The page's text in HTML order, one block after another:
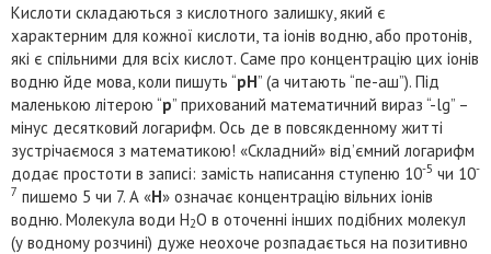
Кислоти складаються з кислотного залишку, який є
характерним для кожної кислоти, та іонів водню, або протонів,
які є спільними для всіх кислот. Саме про концентрацію цих іонів
водню йде мова, коли пишуть “pH” (а читають “пе-аш”). Під
маленькою літерою “p” прихований математичний вираз “-lg” –
мінус десятковий логарифм. Ось де в повсякденному житті
зустрічаємося з математикою! «Складний» від’ємний логарифм
додає простоти в записі: замість написання ступеню 10-5 чи 10-
7 пишемо 5 чи 7. А «H» означає концентрацію вільних іонів
водню. Молекула води H2O в оточенні інших подібних молекул
(у водному розчині) дуже неохоче розпадається на позитивно